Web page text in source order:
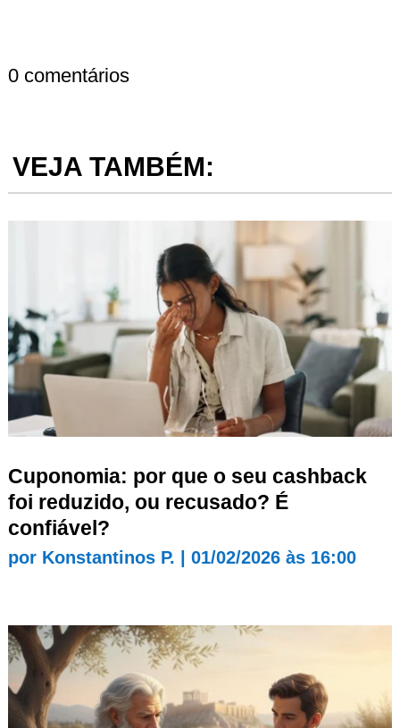
0 comentários
VEJA TAMBÉM:
Cuponomia: por que o seu cashback
foi reduzido, ou recusado? É
confiável?
por Konstantinos P. 01/02/2026 às 16:00